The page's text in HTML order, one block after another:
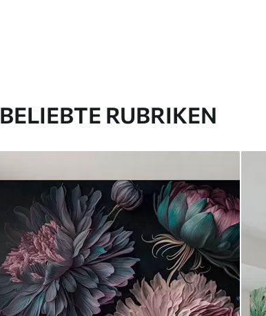
BELIEBTE RUBRIKEN